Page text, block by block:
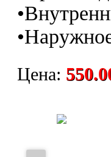
Цена: